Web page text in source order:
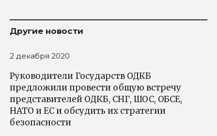
Другие новости
2 декабря 2020
Руководители Государств ОДКБ
предложили провести общую встречу
представителей ОДКБ, СНГ, ШОС, ОБСЕ,
НАТО и ЕС и обсудить их стратегии
безопасности